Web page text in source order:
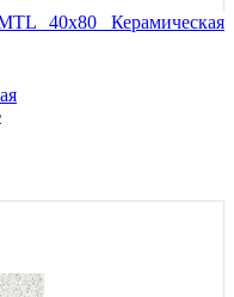
40x80 Керамическая